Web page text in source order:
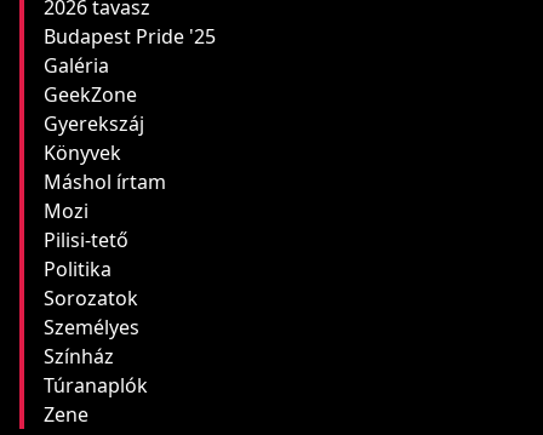
2026 tavasz
Budapest Pride '25
Galéria
GeekZone
Gyerekszáj
Könyvek
Máshol írtam
Mozi
Pilisi-tető
Politika
Sorozatok
Személyes
Színház
Túranaplók
Zene